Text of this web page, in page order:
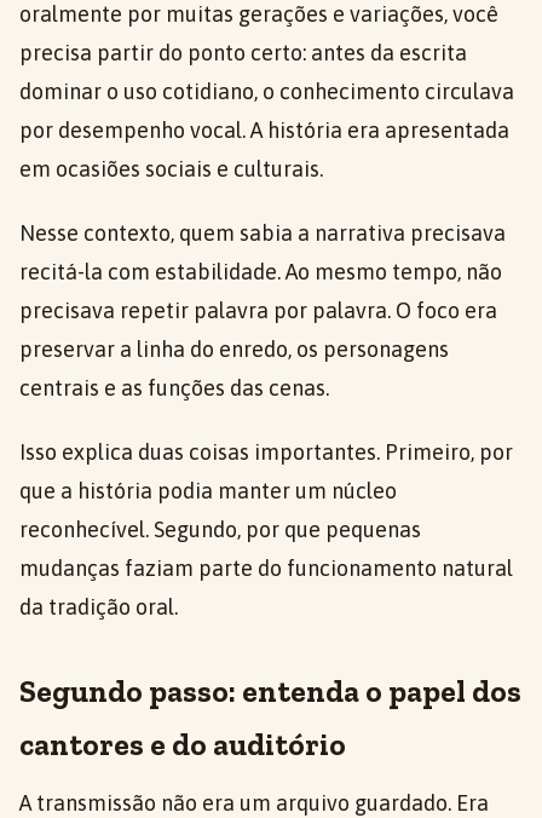
oralmente por muitas gerações e variações, você
precisa partir do ponto certo: antes da escrita
dominar o uso cotidiano, o conhecimento circulava
por desempenho vocal. A história era apresentada
em ocasiões sociais e culturais.
Nesse contexto, quem sabia a narrativa precisava
recitá-la com estabilidade. Ao mesmo tempo, não
precisava repetir palavra por palavra. O foco era
preservar a linha do enredo, os personagens
centrais e as funções das cenas.
Isso explica duas coisas importantes. Primeiro, por
que a história podia manter um núcleo
reconhecível. Segundo, por que pequenas
mudanças faziam parte do funcionamento natural
da tradição oral.
Segundo passo: entenda o papel dos
cantores e do auditório
A transmissão não era um arquivo guardado. Era